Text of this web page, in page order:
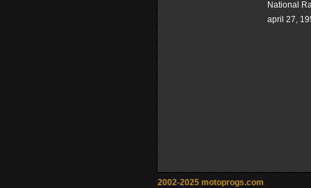
National
april 27,
2002-2025 motoprogs.com